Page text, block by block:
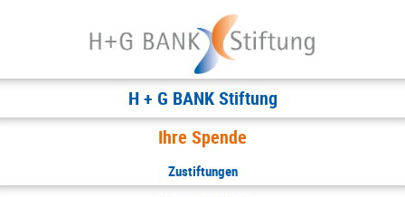
H + G BANK Stiftung
Ihre Spende
Zustiftungen